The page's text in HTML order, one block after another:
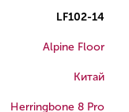
LF102-14
Alpine Floor
Китай
Herringbone 8 Pro